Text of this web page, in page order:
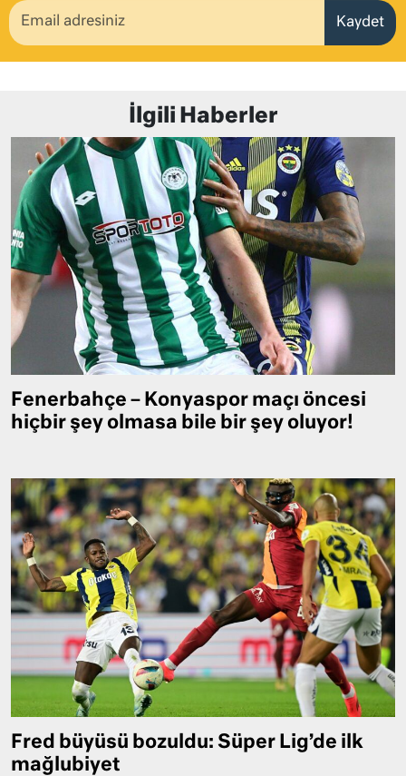
Kaydet
İlgili Haberler
Fenerbahçe – Konyaspor maçı öncesi
hiçbir şey olmasa bile bir şey oluyor!
Fred büyüsü bozuldu: Süper Lig’de ilk
mağlubiyet